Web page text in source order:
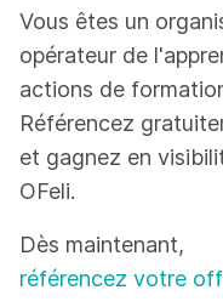
Vous êtes un
opérateur de
actions de
Référencez
et gagnez en
OFeli.
Dès maintenant,
référencez votre